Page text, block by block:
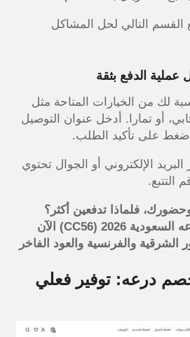
القسم التالي لحل المشاكل
الدفع بثقة
لك من الخيارات المتاحة مثل
أو تمارا. أدخل عنوان التوصيل
على تأكيد الطلب.
الإلكتروني أو الجوال تحتوي
التتبع.
فلماذا تدفعين أكثر؟
استخدمي كود خصم درعه السعودية 2026 (CC56) الآن
درعه: توفير فعلي